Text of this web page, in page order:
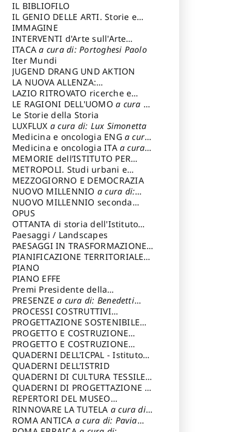
IL BIBLIOFILO
IL GENIO DELLE ARTI. Storie e
interpretazione
IMMAGINE
INTERVENTI d'Arte sull'Arte
dedicata alla cultura della
conservazione d’arte
Fondazione Paola Droghetti onlus
ITACAa cura di: Portoghesi Paolo
Iter Mundi
JUGEND DRANG UND AKTION
LA NUOVA ALLENZA:
ARCHITETTURA & AMBIENTE
LAZIO RITROVATO ricerche e
restauri
LE RAGIONI DELL'UOMOa cura di:
Lombardi Satriani Luigi
Le Storie della Storia
LUXFLUX a cura di: Lux Simonetta
Medicina e oncologia ENG a cura
di: Lopez Massimo
Medicina e oncologia ITA a cura
di: Lopez Massimo
MEMORIE dell’ISTITUTO PER
STORIA DEL RISORGIMENTO
METROPOLI. Studi urbani e
regionali
MEZZOGIORNO E DEMOCRAZIA
NUOVO MILLENNIO a cura di:
Capaldo Pellegrino
NUOVO MILLENNIO seconda
serie
Francesco
OPUS
OTTANTA di storia dell'Istituto
storia dell’Istitutoa cura di:
Cavalieri Patrizia
Paesaggi / Landscapes
PAESAGGI IN TRASFORMAZIONEa
cura di: Corti Enrico A.
PIANIFICAZIONE TERRITORIALE
URBANISTICA ED AMBIENTALE
cura di: Costa Enrico
PIANO
PIANO EFFE
Premi Presidente della
Repubblica
PRESENZEa cura di: Benedetti
Sandro
PROCESSI COSTRUTTIVI
DELL'ARCHITETTURAa cura di:
Ippoliti Alessandro
PROGETTAZIONE SOSTENIBILE
PARTECIPATA
PROGETTO E COSTRUZIONE
DELL’ARCHITETTURA
PROGETTO E COSTRUZIONE
SOSTENIBILE
QUADERNI DELL'ICPAL - Istituto
centrale per il restauro e la
conservazione del patrimonio
archivistico e librario
QUADERNI DELL'ISTRID
QUADERNI DI CULTURA TESSILEa
cura di: Crispolti Livia
QUADERNI DI PROGETTAZIONE a
cura di: Giura Longo Tommaso
REPERTORI DEL MUSEO
CENTRALE DEL RISORGIMENTOa
cura di: Pizzo Marco
RINNOVARE LA TUTELA a cura di:
Cicalò Enrico
ROMA ANTICA a cura di: Pavia